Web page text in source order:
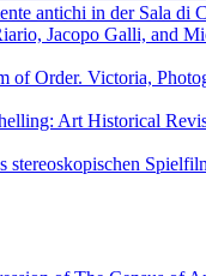
antichi in der Sala di
Jacopo Galli, and
of Order. Victoria,
Art Historical
stereoskopischen